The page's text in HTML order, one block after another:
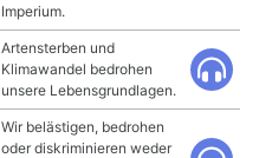
Imperium.
Artensterben und
Klimawandel bedrohen
unsere Lebensgrundlagen.
Wir belästigen, bedrohen
oder diskriminieren weder